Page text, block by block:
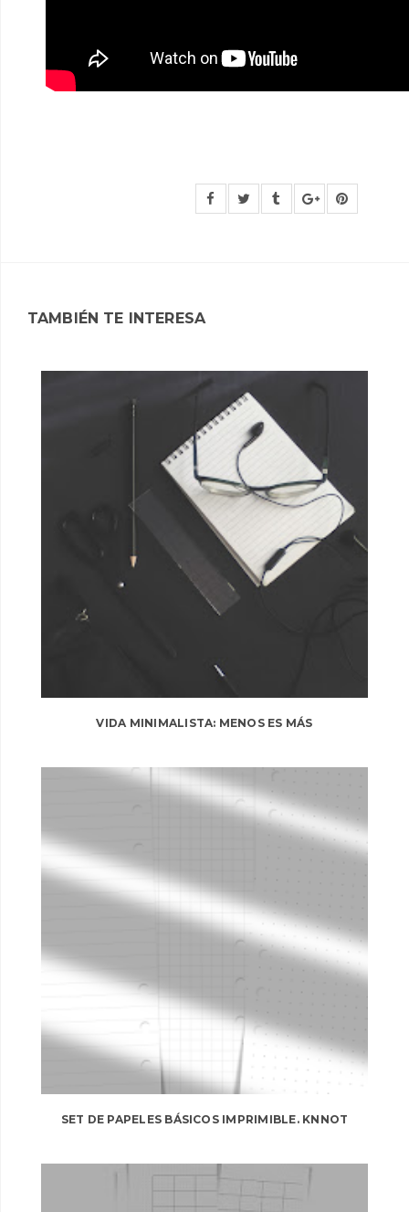
TAMBIÉN TE INTERESA
VIDA MINIMALISTA: MENOS ES MÁS
SET DE PAPELES BÁSICOS IMPRIMIBLE. KNNOT